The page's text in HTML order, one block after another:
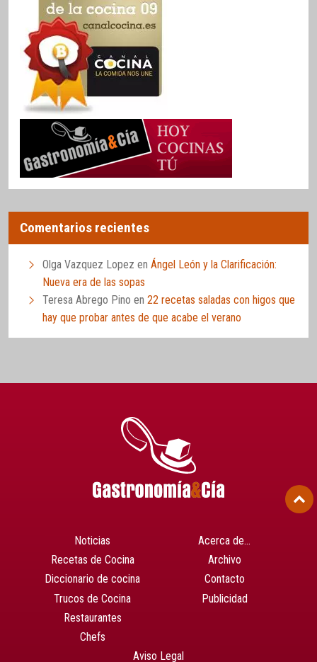
Comentarios recientes
Olga Vazquez Lopez en Ángel León y la Clarificación:
Nueva era de las sopas
Teresa Abrego Pino en 22 recetas saladas con higos que
hay que probar antes de que acabe el verano
Noticias
Recetas de Cocina
Diccionario de cocina
Trucos de Cocina
Restaurantes
Chefs
Acerca de…
Archivo
Contacto
Publicidad
Aviso Legal